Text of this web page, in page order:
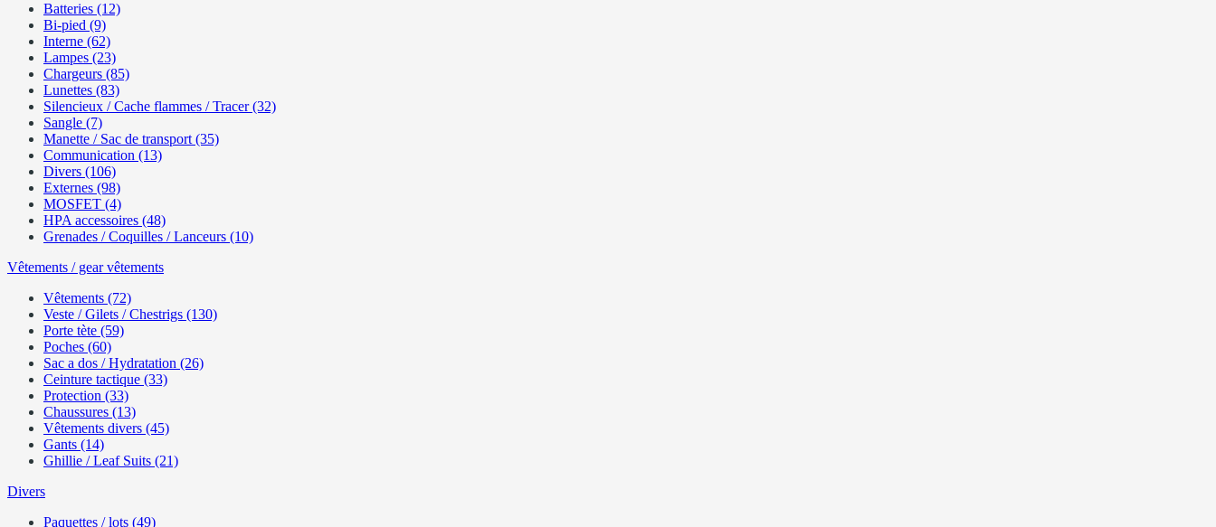
Batteries (12)
Bi-pied (9)
Interne (62)
Lampes (23)
Chargeurs (85)
Lunettes (83)
Silencieux / Cache flammes / Tracer (32)
Sangle (7)
Manette / Sac de transport (35)
Communication (13)
Divers (106)
Externes (98)
MOSFET (4)
HPA accessoires (48)
Grenades / Coquilles / Lanceurs (10)
Vêtements / gear vêtements
Vêtements (72)
Veste / Gilets / Chestrigs (130)
Porte tète (59)
Poches (60)
Sac a dos / Hydratation (26)
Ceinture tactique (33)
Protection (33)
Chaussures (13)
Vêtements divers (45)
Gants (14)
Ghillie / Leaf Suits (21)
Divers
Paquettes / lots (49)